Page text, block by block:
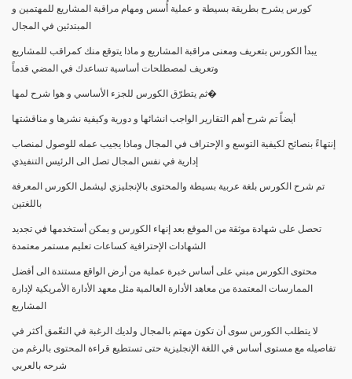
كورس يشرح بطريقة بسيطة و عملية أُسس ومهام مراقبة المشاريع للمهتمين و
المبتدئين في المجال
يبدأ الكورس بتعريف ومعنى مراقبة المشاريع و ماذا يتوقع منك كمراقب للمشاريع
وتعريف لمصطلحات أساسية تساعدك في المضي قدماً
ثم يتطرّق الكورس للجزء الأساسي و هوا شرح لمها�
أيضاً تم شرح أهم التقارير الواجب انشائها و دورية وكيفية نشرها و مناقشتها
إنتهاءً بنصائح لكيفية التوسع و الإحتراف في المجال وماذا يجيب عمله للوصول لمنصاب
إدارية في نفس المجال تصل الى الرئيس التنفيذي
تم شرح الكورس بلغة عربية بسيطة والمحتوى بالإنجليزي ليشمل الكورس المعرفة
باللغتين
تحصل على شهادة موثقة من الموقع بعد إنهاء الكورس و يمكن أستخدمها في تجديد
الشهادات الإحترافية كساعات تعليم مستمر معتمدة
محتوى الكورس مبني على أساس خبرة عملية من أرض الواقع مستندة الى أفضل
الممارسات المعتمدة من معاهد الأدارة العالمية مثل معهد الأدارة الأمريكية لإدارة
المشاريع
لا يتطلب الكورس سوى أن تكون مهتم بالمجال ولديك الرغبة في التعّمق أكثر في
تفاصيله مع مستوى أساس في اللغة الإنجليزية حتى تستطيع قراءة المحتوى بالرغم من
شرحه بالعربي